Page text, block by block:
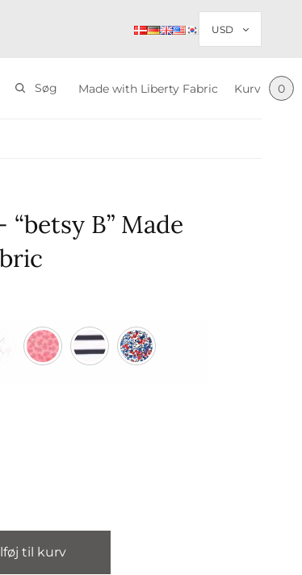
Søg Made with Liberty Fabric Kurv 0
B” Made
til kurv